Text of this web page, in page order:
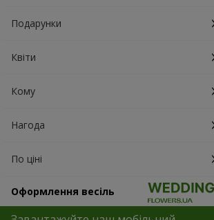
Подарунки
Квіти
Кому
Нагода
По ціні
Оформлення весіль